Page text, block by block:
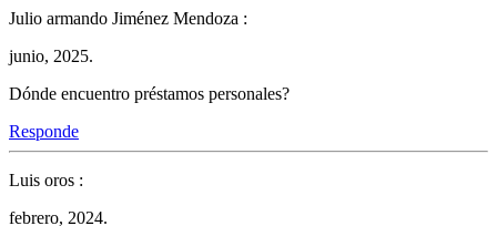
Julio armando Jiménez Mendoza :
junio, 2025.
Dónde encuentro préstamos personales?
Responde
Luis oros :
febrero, 2024.